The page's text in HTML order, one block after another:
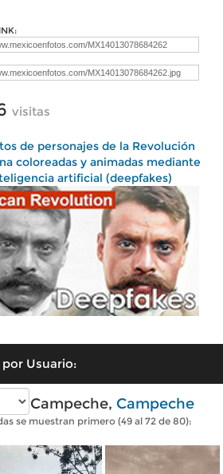
visitas
de personajes de la Revolución
coloreadas y animadas mediante
artificial (deepfakes)
Usuario:
de Campeche, Campeche
se muestran primero (49 al 72 de 80):